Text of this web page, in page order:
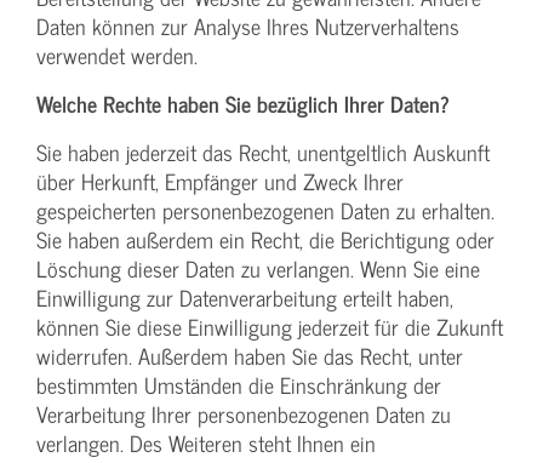
Daten können zur Analyse Ihres Nutzerverhaltens
verwendet werden.
Welche Rechte haben Sie bezüglich Ihrer Daten?
Sie haben jederzeit das Recht, unentgeltlich Auskunft
über Herkunft, Empfänger und Zweck Ihrer
gespeicherten personenbezogenen Daten zu erhalten.
Sie haben außerdem ein Recht, die Berichtigung oder
Löschung dieser Daten zu verlangen. Wenn Sie eine
Einwilligung zur Datenverarbeitung erteilt haben,
können Sie diese Einwilligung jederzeit für die Zukunft
widerrufen. Außerdem haben Sie das Recht, unter
bestimmten Umständen die Einschränkung der
Verarbeitung Ihrer personenbezogenen Daten zu
verlangen. Des Weiteren steht Ihnen ein